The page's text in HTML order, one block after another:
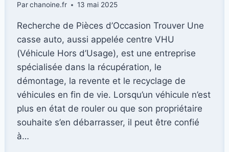
Parchanoine.fr 13 mai 2025
Recherche de Pièces d’Occasion Trouver Une
casse auto, aussi appelée centre VHU
(Véhicule Hors d’Usage), est une entreprise
spécialisée dans la récupération, le
démontage, la revente et le recyclage de
véhicules en fin de vie. Lorsqu’un véhicule n’est
plus en état de rouler ou que son propriétaire
souhaite s’en débarrasser, il peut être confié
à…